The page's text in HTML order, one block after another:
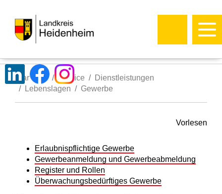
Startseite Service
Dienstleistungen
Lebenslagen
Gewerbe
Vorlesen
Erlaubnispflichtige Gewerbe
Gewerbeanmeldung und Gewerbeabmeldung
Register und Rollen
Überwachungsbedürftiges Gewerbe